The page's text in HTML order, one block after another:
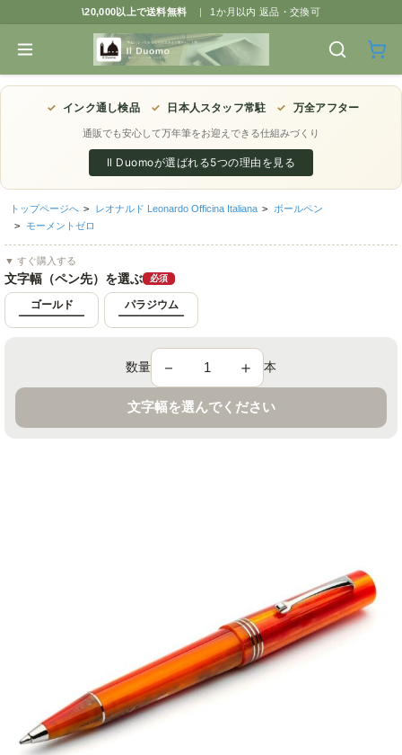
\20,000以上で送料無料 | 1か月以内 返品・交換可
✓ インク通し検品 ✓ 日本人スタッフ常駐 ✓ 万全アフター
通販でも安心して万年筆をお迎えできる仕組みづくり
Il Duomoが選ばれる5つの理由を見る
トップページへ > レオナルド Leonardo Officina Italiana > ボールペン
> モーメントゼロ
▼ すぐ購入する
文字幅（ペン先）を選ぶ 必須
ゴールド パラジウム
数量 － ＋ 本
文字幅を選んでください